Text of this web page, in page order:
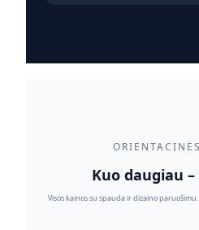
Kuo daugiau
Visos kainos su spauda ir dizaino